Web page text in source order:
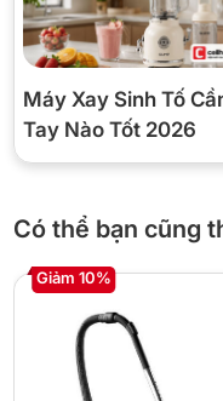
thảm dày, giúp tiết
sạch.
📋 Thông số kỹ
Công suất động
cơ
Sức hút tối đa
Máy Xay Sinh Tố
Tay Nào Tốt 2026
Có thể bạn cũng
Giảm 10%